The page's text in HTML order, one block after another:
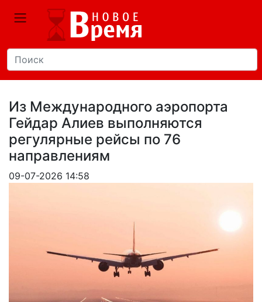
Из Международного аэропорта
Гейдар Алиев выполняются
регулярные рейсы по 76
направлениям
09-07-2026 14:58